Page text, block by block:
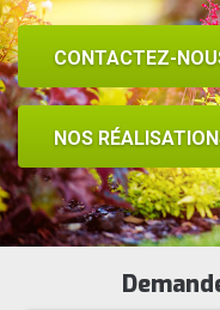
CONTACTEZ-
NOS